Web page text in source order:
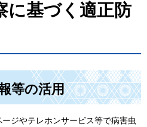
に基づく適正防
等の活用
ジやテレホンサービス等で病害虫